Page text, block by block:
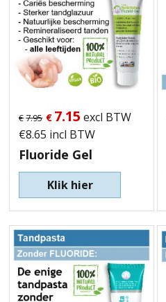
€7.95 € 7.15 excl BTW
€8.65 incl BTW
Fluoride Gel
Klik hier